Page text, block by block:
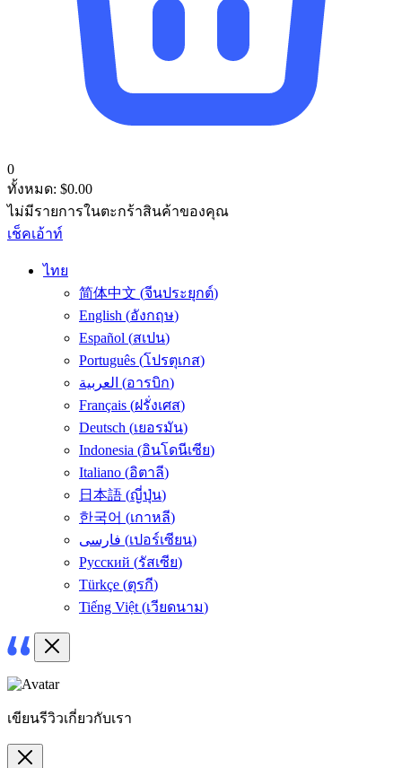
0
ทั้งหมด: $0.00
ไม่มีรายการในตะกร้าสินค้าของคุณ
เช็คเอ้าท์
ไทย
简体中文 (จีนประยุกต์)
English (อังกฤษ)
Español (สเปน)
Português (โปรตุเกส)
العربية (อารบิก)
Français (ฝรั่งเศส)
Deutsch (เยอรมัน)
Indonesia (อินโดนีเซีย)
Italiano (อิตาลี)
日本語 (ญี่ปุ่น)
한국어 (เกาหลี)
فارسی (เปอร์เซียน)
Русский (รัสเซีย)
Türkçe (ตุรกี)
Tiếng Việt (เวียดนาม)
เขียนรีวิวเกี่ยวกับเรา